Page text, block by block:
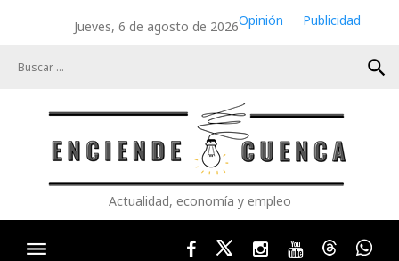
Jueves, 6 de agosto de 2026Opinión
Publicidad
search
Actualidad, economía y empleo
FacebookTwitterInstagram
YoutubeThreads